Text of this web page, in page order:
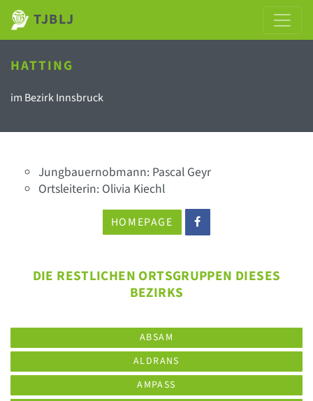
TJBLJ
HATTING
im Bezirk Innsbruck
Jungbauernobmann: Pascal Geyr
Ortsleiterin: Olivia Kiechl
HOMEPAGE
DIE RESTLICHEN ORTSGRUPPEN DIESES
BEZIRKS
ABSAM
ALDRANS
AMPASS